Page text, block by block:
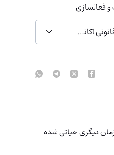
و فعالسازی
شارژ قانونی اکانت شما
دیگری حیاتی شده